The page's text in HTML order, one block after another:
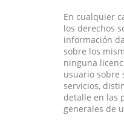
En cualquier
los derechos
información
sobre los
ninguna
usuario sobre
servicios,
detalle en las
generales de